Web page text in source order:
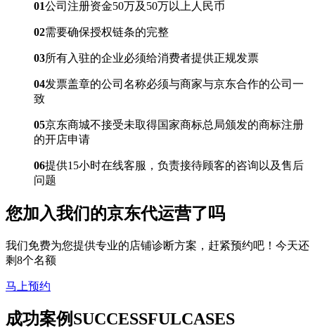
01公司注册资金50万及50万以上人民币
02需要确保授权链条的完整
03所有入驻的企业必须给消费者提供正规发票
04发票盖章的公司名称必须与商家与京东合作的公司一
致
05京东商城不接受未取得国家商标总局颁发的商标注册
的开店申请
06提供15小时在线客服，负责接待顾客的咨询以及售后
问题
您加入我们的京东代运营了吗
我们免费为您提供专业的店铺诊断方案，赶紧预约吧！今天还
剩8个名额
马上预约
成功案例SUCCESSFULCASES